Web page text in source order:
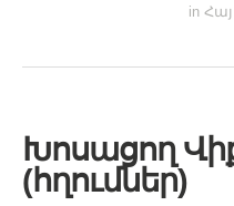
in Հայ
Խոսացող
(հղումներ)